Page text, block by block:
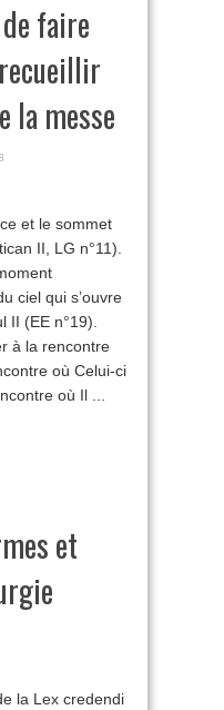
faire
la messe
et le sommet
II, LG n°11).
ciel qui s’ouvre
II (EE n°19).
à la rencontre
où Celui-ci
où Il ...
et
la Lex credendi